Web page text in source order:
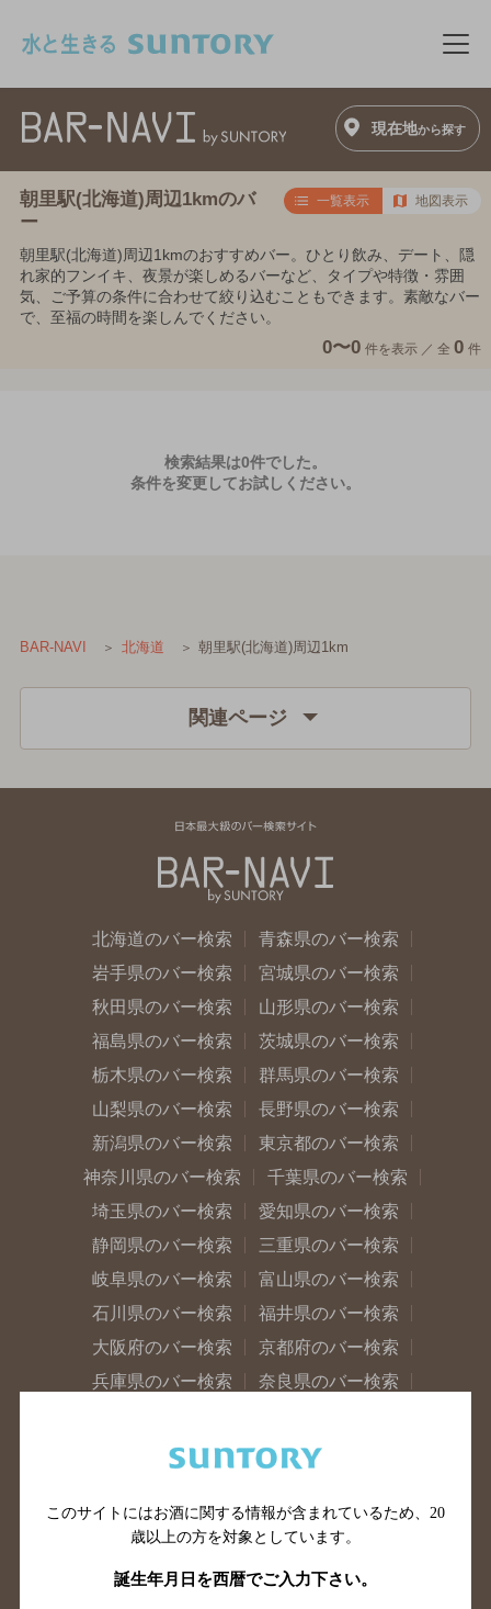
メ
現在地から探す
朝里駅(北海道)周辺1kmのバ
ー
一覧表示 地図表示
朝里駅(北海道)周辺1kmのおすすめバー。ひとり飲み、デート、隠
れ家的フンイキ、夜景が楽しめるバーなど、タイプや特徴・雰囲
気、ご予算の条件に合わせて絞り込むこともできます。素敵なバー
で、至福の時間を楽しんでください。
0〜0 件を表示 ／ 全 0 件
検索結果は0件でした。
条件を変更してお試しください。
BAR-NAVI 北海道 朝里駅(北海道)周辺1km
関連ページ
北海道のバー検索
青森県のバー検索
岩手県のバー検索
宮城県のバー検索
秋田県のバー検索
山形県のバー検索
福島県のバー検索
茨城県のバー検索
栃木県のバー検索
群馬県のバー検索
山梨県のバー検索
長野県のバー検索
新潟県のバー検索
東京都のバー検索
神奈川県のバー検索
千葉県のバー検索
埼玉県のバー検索
愛知県のバー検索
静岡県のバー検索
三重県のバー検索
岐阜県のバー検索
富山県のバー検索
石川県のバー検索
福井県のバー検索
大阪府のバー検索
京都府のバー検索
兵庫県のバー検索
奈良県のバー検索
広島県のバー検索
岡山県のバー検索
島根県のバー検索
徳島県のバー検索
香川県のバー検索
愛媛県のバー検索
高知県のバー検索
福岡県のバー検索
このサイトにはお酒に関する情報が含まれているため、 20
歳以上の方を対象としています。
誕生年月日を西暦でご入力下さい。